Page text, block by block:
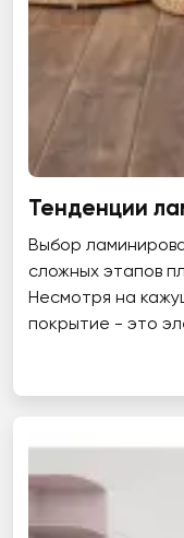
Тенденции
Выбор
сложных этапов
Несмотря на
покрытие - это